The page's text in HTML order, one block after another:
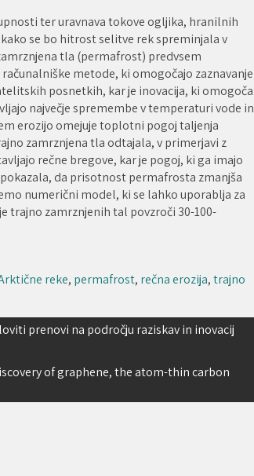
ter uravnava tokove ogljika, hranilnih
se bo hitrost selitve rek spreminjala v
tla (permafrost) predvsem
metode, ki omogočajo zaznavanje
posnetkih, kar je inovacija, ki omogoča
največje spremembe v temperaturi vode in
erozijo omejuje toplotni pogoj taljenja
zamrznjena tla odtajala, v primerjavi z
rečne bregove, kar je pogoj, ki ga imajo
da prisotnost permafrosta zmanjša
numerični model, ki se lahko uporablja za
trajno zamrznjenih tal povzroči 30-100-
reke, permafrost, rečna erozija,trajno
prenovi na področju raziskav in inovacij
of graphene, the atom-thin carbon